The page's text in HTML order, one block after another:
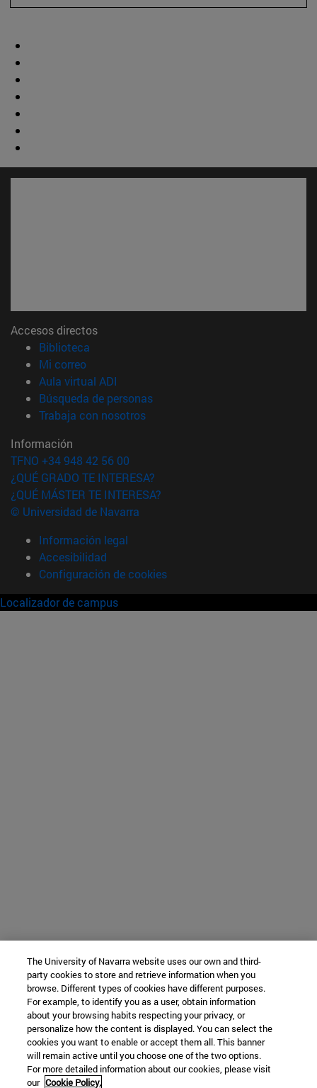
Accesos directos
Biblioteca
Mi correo(abre en nueva ventana)
Aula virtual ADI
Búsqueda de personas(abre en nueva ventana)
Trabaja con nosotros(abre en nueva ventana)
Información
TFNO +34 948 42 56 00
¿QUÉ GRADO TE INTERESA?
¿QUÉ MÁSTER TE INTERESA?
© Universidad de Navarra
Información legal
Accesibilidad
Configuración de cookies
Localizador de campus
The University of Navarra website uses our own and third-
party cookies to store and retrieve information when you
browse. Different types of cookies have different purposes.
For example, to identify you as a user, obtain information
about your browsing habits respecting your privacy, or
personalize how the content is displayed. You can select the
cookies you want to enable or accept them all. This banner
will remain active until you choose one of the two options.
For more detailed information about our cookies, please visit
our Cookie Policy.